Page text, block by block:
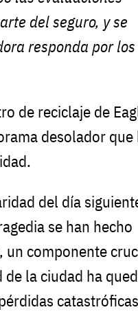
del seguro, y se
responda por los
de reciclaje de
desolador que
del día
se han hecho
un componente
la ciudad ha